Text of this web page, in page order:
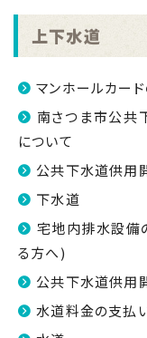
上下水道
マンホールカー
南さつま市公共
について
公共下水道供用
下水道
宅地内排水設備
る方へ)
公共下水道供用
水道料金の支払